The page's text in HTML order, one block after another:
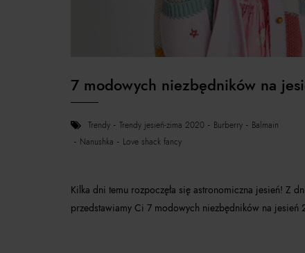
7 modowych niezbędników na
trendy trendy jesień-zima 2020 burberry
balmain
nanushka
love shack fancy
Kilka dni temu rozpoczęła się astronomiczna jesień! Z
przedstawiamy Ci 7 modowych niezbędników na jesień